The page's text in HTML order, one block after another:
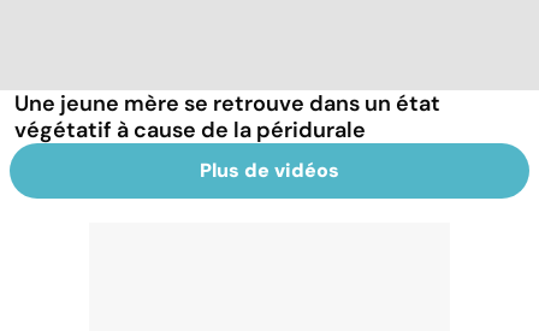
Une jeune mère se retrouve dans un état
végétatif à cause de la péridurale
Plus de vidéos